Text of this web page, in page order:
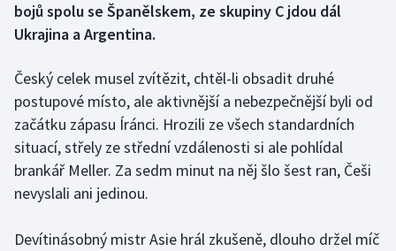
Dostihy
Florbal
Futsal
Golf
Gymnastika
Házená
bojů spolu se Španělskem, ze skupiny C jdou dál
Ukrajina a Argentina.
Český celek musel zvítězit, chtěl-li obsadit druhé
postupové místo, ale aktivnější a nebezpečnější byli od
začátku zápasu Íránci. Hrozili ze všech standardních
situací, střely ze střední vzdálenosti si ale pohlídal
brankář Meller. Za sedm minut na něj šlo šest ran, Češi
nevyslali ani jedinou.
Devítinásobný mistr Asie hrál zkušeně, dlouho držel míč